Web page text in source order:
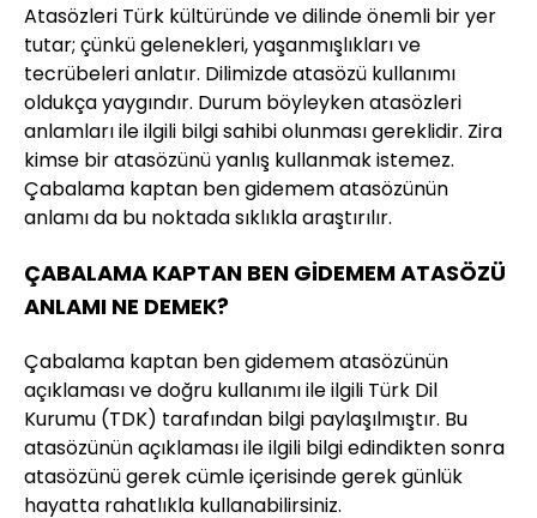
Atasözleri Türk kültüründe ve dilinde önemli bir yer
tutar; çünkü gelenekleri, yaşanmışlıkları ve
tecrübeleri anlatır. Dilimizde atasözü kullanımı
oldukça yaygındır. Durum böyleyken atasözleri
anlamları ile ilgili bilgi sahibi olunması gereklidir. Zira
kimse bir atasözünü yanlış kullanmak istemez.
Çabalama kaptan ben gidemem atasözünün
anlamı da bu noktada sıklıkla araştırılır.
ÇABALAMA KAPTAN BEN GİDEMEM ATASÖZÜ
ANLAMI NE DEMEK?
Çabalama kaptan ben gidemem atasözünün
açıklaması ve doğru kullanımı ile ilgili Türk Dil
Kurumu (TDK) tarafından bilgi paylaşılmıştır. Bu
atasözünün açıklaması ile ilgili bilgi edindikten sonra
atasözünü gerek cümle içerisinde gerek günlük
hayatta rahatlıkla kullanabilirsiniz.